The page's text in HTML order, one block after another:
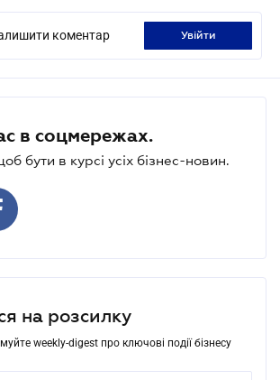
коментар увійти
в соцмережах.
бути в курсі усіх бізнес-новин.
на розсилку
weekly-digest про ключові події бізнесу